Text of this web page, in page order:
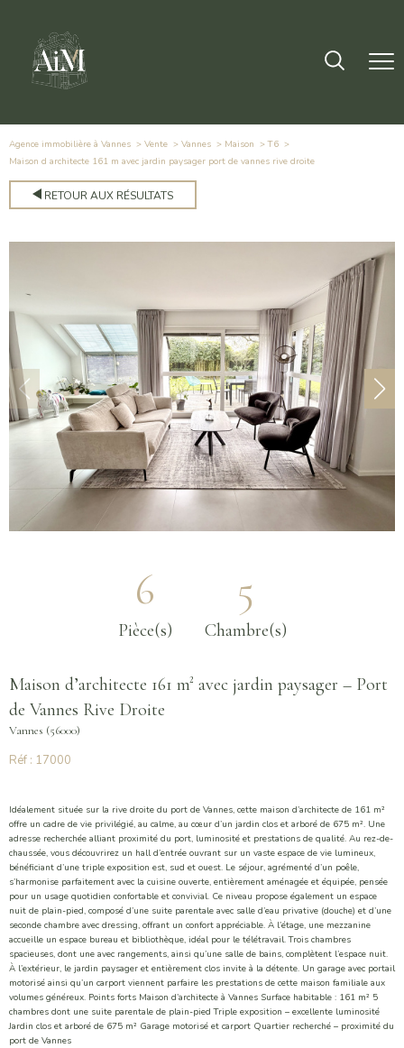
Agence immobilière à Vannes Vente Vannes Maison
T6
maison d architecte 161 m avec jardin paysager port de vannes rive droite
RETOUR AUX RÉSULTATS
6
Pièce(s)
5
Chambre(s)
Maison d’architecte 161 m² avec jardin paysager – Port
de Vannes Rive Droite
Vannes (56000)
Réf : 17000
Idéalement située sur la rive droite du port de Vannes, cette maison d’architecte de 161 m²
offre un cadre de vie privilégié, au calme, au cœur d’un jardin clos et arboré de 675 m². Une
adresse recherchée alliant proximité du port, luminosité et prestations de qualité. Au rez-de-
chaussée, vous découvrirez un hall d’entrée ouvrant sur un vaste espace de vie lumineux,
bénéficiant d’une triple exposition est, sud et ouest. Le séjour, agrémenté d’un poêle,
s’harmonise parfaitement avec la cuisine ouverte, entièrement aménagée et équipée, pensée
pour un usage quotidien confortable et convivial. Ce niveau propose également un espace
nuit de plain-pied, composé d’une suite parentale avec salle d’eau privative (douche) et d’une
seconde chambre avec dressing, offrant un confort appréciable. À l’étage, une mezzanine
accueille un espace bureau et bibliothèque, idéal pour le télétravail. Trois chambres
spacieuses, dont une avec rangements, ainsi qu’une salle de bains, complètent l’espace nuit.
À l’extérieur, le jardin paysager et entièrement clos invite à la détente. Un garage avec portail
motorisé ainsi qu’un carport viennent parfaire les prestations de cette maison familiale aux
volumes généreux. Points forts Maison d’architecte à Vannes Surface habitable : 161 m² 5
chambres dont une suite parentale de plain-pied Triple exposition – excellente luminosité
Jardin clos et arboré de 675 m² Garage motorisé et carport Quartier recherché – proximité du
port de Vannes